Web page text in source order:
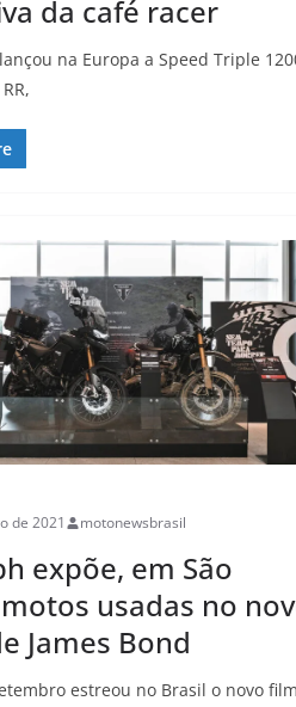
da café racer
na Europa a Speed Triple
de 2021 motonewsbrasil
expõe, em São
usadas no
James Bond
estreou no Brasil o novo